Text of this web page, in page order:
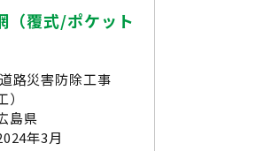
（覆式/ポケット
路災害防除工事
島県
年3月